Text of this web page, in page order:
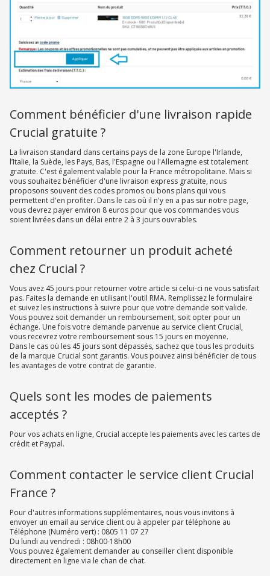
Comment bénéficier d'une livraison rapide
Crucial gratuite ?
La livraison standard dans certains pays de la zone Europe l'Irlande,
l’Italie, la Suède, les Pays, Bas, l'Espagne ou l'Allemagne est totalement
gratuite. C'est également valable pour la France métropolitaine. Mais si
vous souhaitez bénéficier d'une livraison express gratuite, nous
proposons souvent des codes promos ou bons plans qui vous
permettent d'en profiter. Dans le cas où il n'y en a pas sur notre page,
vous devrez payer environ 8 euros pour que vos commandes vous
soient livrées dans un délai entre 2 à 3 jours ouvrables.
Comment retourner un produit acheté
chez Crucial ?
Vous avez 45 jours pour retourner votre article si celui-ci ne vous satisfait
pas. Faites la demande en utilisant l'outil RMA. Remplissez le formulaire
et suivez les instructions à suivre pour que votre demande soit valide.
Vous pouvez soit demander un remboursement, soit opter pour un
échange. Une fois votre demande parvenue au service client Crucial,
vous recevrez votre remboursement sous 15 jours en moyenne.
Dans le cas où les 45 jours sont dépassés, sachez que tous les produits
de la marque Crucial sont garantis. Vous pouvez ainsi bénéficier de tous
les avantages de votre contrat de garantie.
Quels sont les modes de paiements
acceptés ?
Pour vos achats en ligne, Crucial accepte les paiements avec les cartes de
crédit et Paypal.
Comment contacter le service client Crucial
France ?
Pour d'autres informations supplémentaires, nous vous invitons à
envoyer un email au service client ou à appeler par téléphone au
Téléphone (Numéro vert) : 0805 11 07 27
Du lundi au vendredi : 08h00-18h00
Vous pouvez également demander au conseiller client disponible
directement en ligne via le chan de chat.